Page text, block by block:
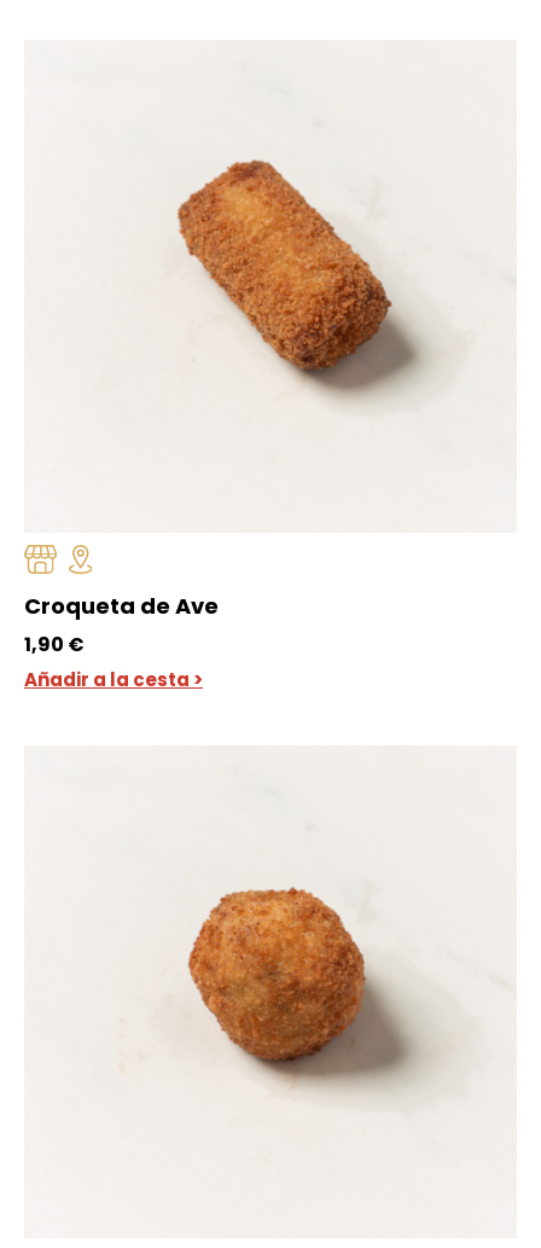
Croqueta de Ave
1,90 €
Añadir a la cesta >